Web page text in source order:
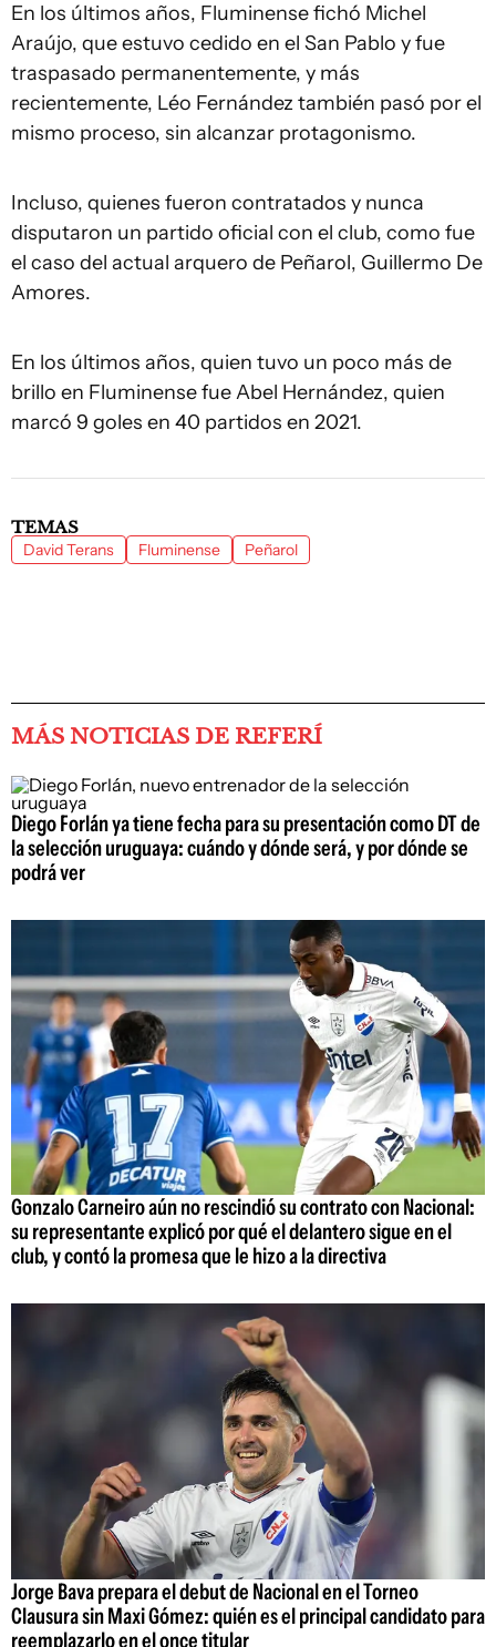
En los últimos años, Fluminense fichó Michel
Araújo, que estuvo cedido en el San Pablo y fue
traspasado permanentemente, y más
recientemente, Léo Fernández también pasó por el
mismo proceso, sin alcanzar protagonismo.
Incluso, quienes fueron contratados y nunca
disputaron un partido oficial con el club, como fue
el caso del actual arquero de Peñarol, Guillermo De
Amores.
En los últimos años, quien tuvo un poco más de
brillo en Fluminense fue Abel Hernández, quien
marcó 9 goles en 40 partidos en 2021.
TEMAS
David Terans Fluminense Peñarol
MÁS NOTICIAS DE REFERÍ
Diego Forlán ya tiene fecha para su presentación como DT de
la selección uruguaya: cuándo y dónde será, y por dónde se
podrá ver
Gonzalo Carneiro aún no rescindió su contrato con Nacional:
su representante explicó por qué el delantero sigue en el
club, y contó la promesa que le hizo a la directiva
Jorge Bava prepara el debut de Nacional en el Torneo
Clausura sin Maxi Gómez: quién es el principal candidato para
reemplazarlo en el once titular